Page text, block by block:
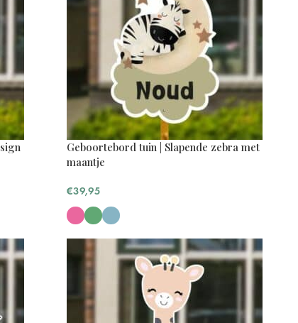
Geboortebord tuin | Slapende zebra met
maantje
€39,95